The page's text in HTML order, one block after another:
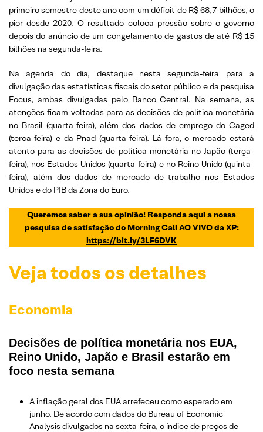
primeiro semestre deste ano com um déficit de R$ 68,7 bilhões, o
pior desde 2020. O resultado coloca pressão sobre o governo
depois do anúncio de um congelamento de gastos de até R$ 15
bilhões na segunda-feira.
Na agenda do dia, destaque nesta segunda-feira para a
divulgação das estatísticas fiscais do setor público e da pesquisa
Focus, ambas divulgadas pelo Banco Central. Na semana, as
atenções ficam voltadas para as decisões de política monetária
no Brasil (quarta-feira), além dos dados de emprego do Caged
(terca-feira) e da Pnad (quarta-feira). Lá fora, o mercado estará
atento para as decisões de política monetária no Japão (terça-
feira), nos Estados Unidos (quarta-feira) e no Reino Unido (quinta-
feira), além dos dados de mercado de trabalho nos Estados
Unidos e do PIB da Zona do Euro.
Queremos saber a sua opinião! Responda aqui a nossa
pesquisa de satisfação do Morning Call AO VIVO da XP:
https://bit.ly/3LF6DVK
Veja todos os detalhes
Economia
Decisões de política monetária nos EUA,
Reino Unido, Japão e Brasil estarão em
foco nesta semana
A inflação geral dos EUA arrefeceu como esperado em
junho. De acordo com dados do Bureau of Economic
Analysis divulgados na sexta-feira, o índice de preços de